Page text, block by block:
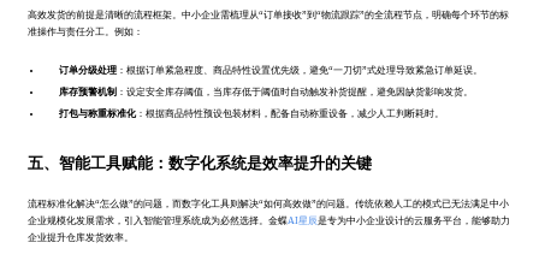
高效发货的前提是清晰的流程框架。中小企业需梳理从“订单接收”到“物流跟踪”的全流程节点，明确每个环节的标
准操作与责任分工。例如：
订单分级处理：根据订单紧急程度、商品特性设置优先级，避免“一刀切”式处理导致紧急订单延误。
库存预警机制 ：设定安全库存阈值，当库存低于阈值时自动触发补货提醒，避免因缺货影响发货。
打包与称重标准化：根据商品特性预设包装材料，配备自动称重设备，减少人工判断耗时。
五、智能工具赋能：数字化系统是效率提升的关键
流程标准化解决“怎么做”的问题，而数字化工具则解决“如何高效做”的问题。传统依赖人工的模式已无法满足中小
企业规模化发展需求，引入智能管理系统成为必然选择。金蝶AI星辰是专为中小企业设计的云服务平台，能够助力
企业提升仓库发货效率。